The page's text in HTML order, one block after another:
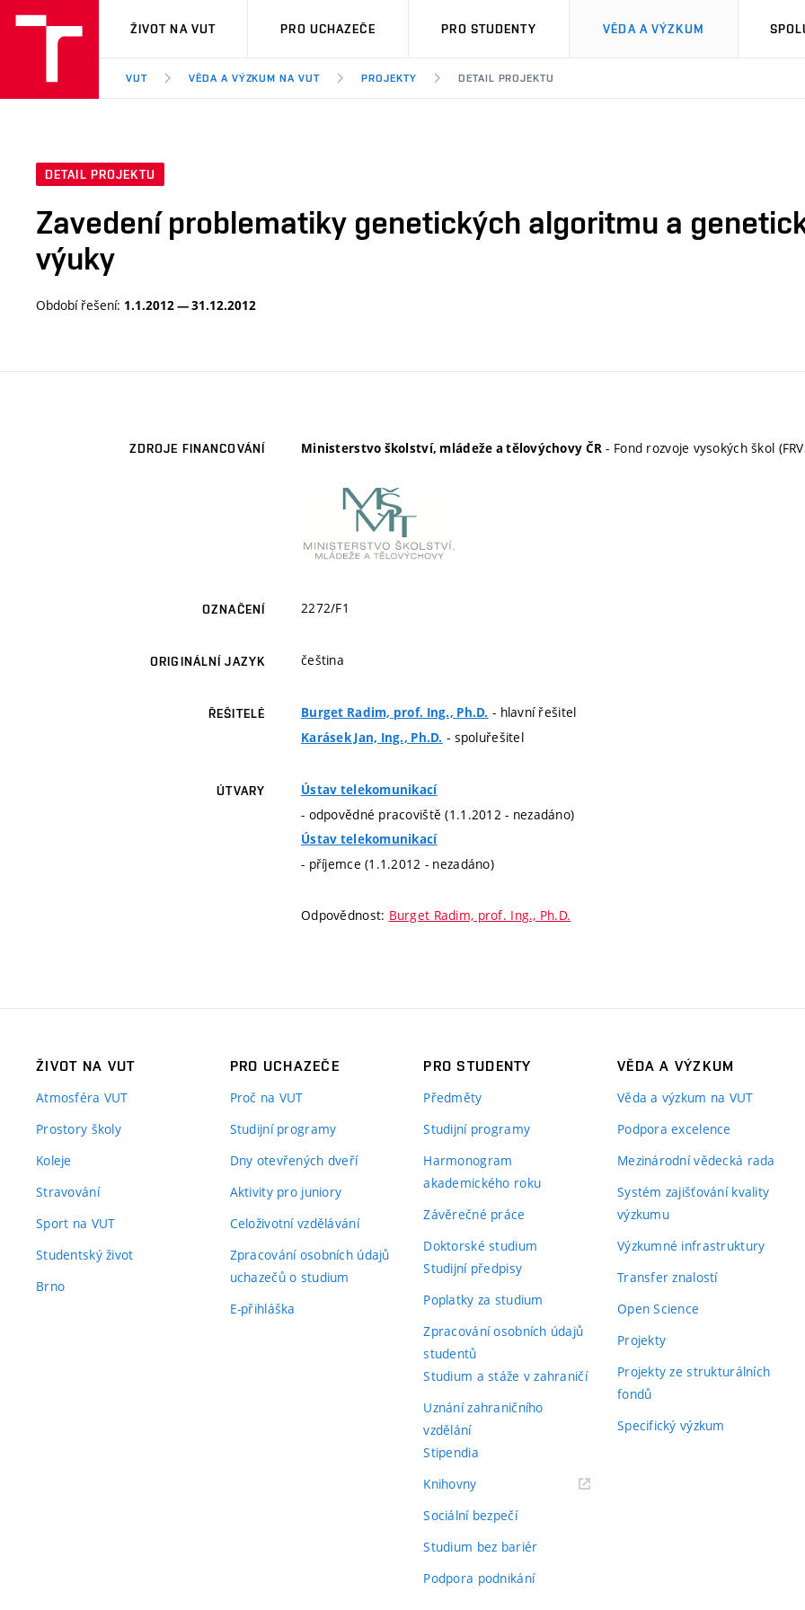
VUT
ŽIVOT NA VUT PRO UCHAZEČE PRO STUDENTY VĚDA A VÝZKUM
VUT VĚDA A VÝZKUM NA VUT PROJEKTY DETAIL PROJEKTU
DETAIL PROJEKTU
Zavedení problematiky genetických algoritmu a
výuky
Období řešení: 1.1.2012 — 31.12.2012
ZDROJE FINANCOVÁNÍ Ministerstvo školství, mládeže a tělovýchovy ČR - Fond rozvoje vysokých škol
OZNAČENÍ 2272/F1
ORIGINÁLNÍ JAZYK čeština
ŘEŠITELÉ Burget Radim, prof. Ing., Ph.D. - hlavní řešitel
Karásek Jan, Ing., Ph.D. - spoluřešitel
ÚTVARY Ústav telekomunikací
- odpovědné pracoviště (1.1.2012 - nezadáno)
Ústav telekomunikací
- příjemce (1.1.2012 - nezadáno)
Odpovědnost: Burget Radim, prof. Ing., Ph.D.
ŽIVOT NA VUT
Atmosféra VUT
Prostory školy
Koleje
Stravování
Sport na VUT
Studentský život
Brno
PRO UCHAZEČE
Proč na VUT
Studijní programy
Dny otevřených dveří
Aktivity pro juniory
Celoživotní vzdělávání
Zpracování osobních údajů
uchazečů o studium
E-přihláška
PRO STUDENTY
Předměty
Studijní programy
Harmonogram
akademického roku
Závěrečné práce
Doktorské studium
Studijní předpisy
Poplatky za studium
Zpracování osobních údajů
studentů
Studium a stáže v zahraničí
Uznání zahraničního
vzdělání
Stipendia
Knihovny(externí
Sociální bezpečí
Studium bez bariér
Podpora podnikání
VĚDA A VÝZKUM
Věda a výzkum na VUT
Podpora excelence
Mezinárodní vědecká rada
Systém zajišťování kvality
výzkumu
Výzkumné infrastruktury
Transfer znalostí
Open Science
Projekty
Projekty ze strukturálních
fondů
Specifický výzkum